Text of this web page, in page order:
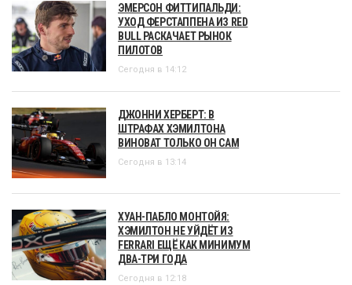
ЭМЕРСОН ФИТТИПАЛЬДИ:
УХОД ФЕРСТАППЕНА ИЗ RED
BULL РАСКАЧАЕТ РЫНОК
ПИЛОТОВ
Сегодня в 14:12
ДЖОННИ ХЕРБЕРТ: В
ШТРАФАХ ХЭМИЛТОНА
ВИНОВАТ ТОЛЬКО ОН САМ
Сегодня в 13:14
ХУАН-ПАБЛО МОНТОЙЯ:
ХЭМИЛТОН НЕ УЙДЁТ ИЗ
FERRARI ЕЩЁ КАК МИНИМУМ
ДВА-ТРИ ГОДА
Сегодня в 12:18